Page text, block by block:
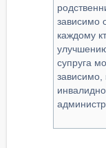
зависимо
каждому
супруга
зависимо,